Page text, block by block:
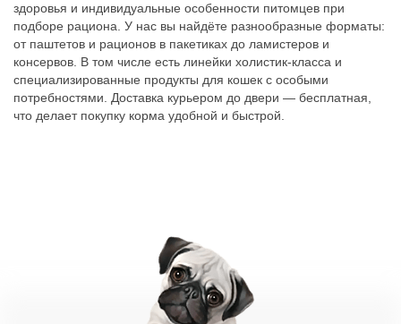
здоровья и индивидуальные особенности питомцев при
подборе рациона. У нас вы найдёте разнообразные форматы:
от паштетов и рационов в пакетиках до ламистеров и
консервов. В том числе есть линейки холистик-класса и
специализированные продукты для кошек с особыми
потребностями. Доставка курьером до двери — бесплатная,
что делает покупку корма удобной и быстрой.